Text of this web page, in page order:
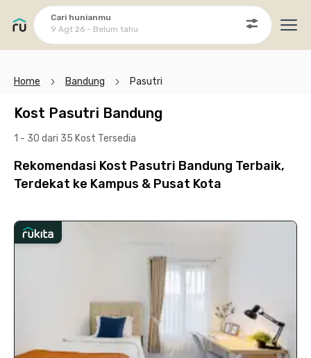
Cari hunianmu
9 Agt 26 - Belum tahu
Home Bandung Pasutri
Kost Pasutri Bandung
1 - 30 dari 35 Kost Tersedia
Rekomendasi Kost Pasutri Bandung Terbaik,
Terdekat ke Kampus & Pusat Kota